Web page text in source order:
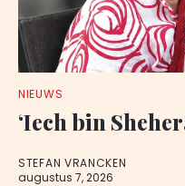
NIEUWS
‘Iech bin
STEFAN VRANCKEN
augustus 7, 2026